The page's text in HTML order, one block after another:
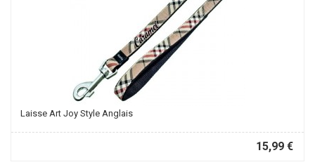
Laisse Art Joy Style Anglais
15,99 €